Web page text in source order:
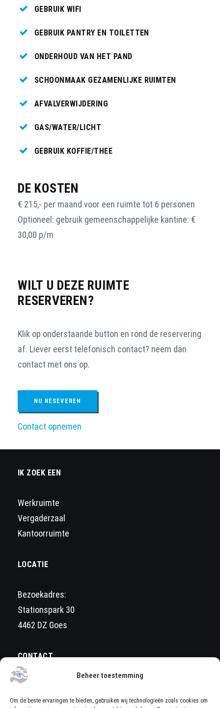
Beheer toestemming
Om de beste ervaringen te bieden, gebruiken wij technologieën zoals cookies om
GEBRUIK WIFI
GEBRUIK PANTRY EN TOILETTEN
ONDERHOUD VAN HET PAND
SCHOONMAAK GEZAMENLIJKE RUIMTEN
AFVALVERWIJDERING
GAS/WATER/LICHT
GEBRUIK KOFFIE/THEE
DE KOSTEN
€ 215,- per maand voor een ruimte tot 6 personen
Optioneel: gebruik gemeenschappelijke kantine: €
30,00 p/m
WILT U DEZE RUIMTE
RESERVEREN?
Klik op onderstaande button en rond de reservering
af. Liever eerst telefonisch contact? neem dan
contact met ons op.
NU RESEVEREN
Contact opnemen
IK ZOEK EEN
Werkruimte
Vergaderzaal
Kantoorruimte
LOCATIE
Bezoekadres:
Stationspark 30
4462 DZ Goes
CONTACT
Wil je meer informatie of een aanbieding op maat?
Stuur een mail naar